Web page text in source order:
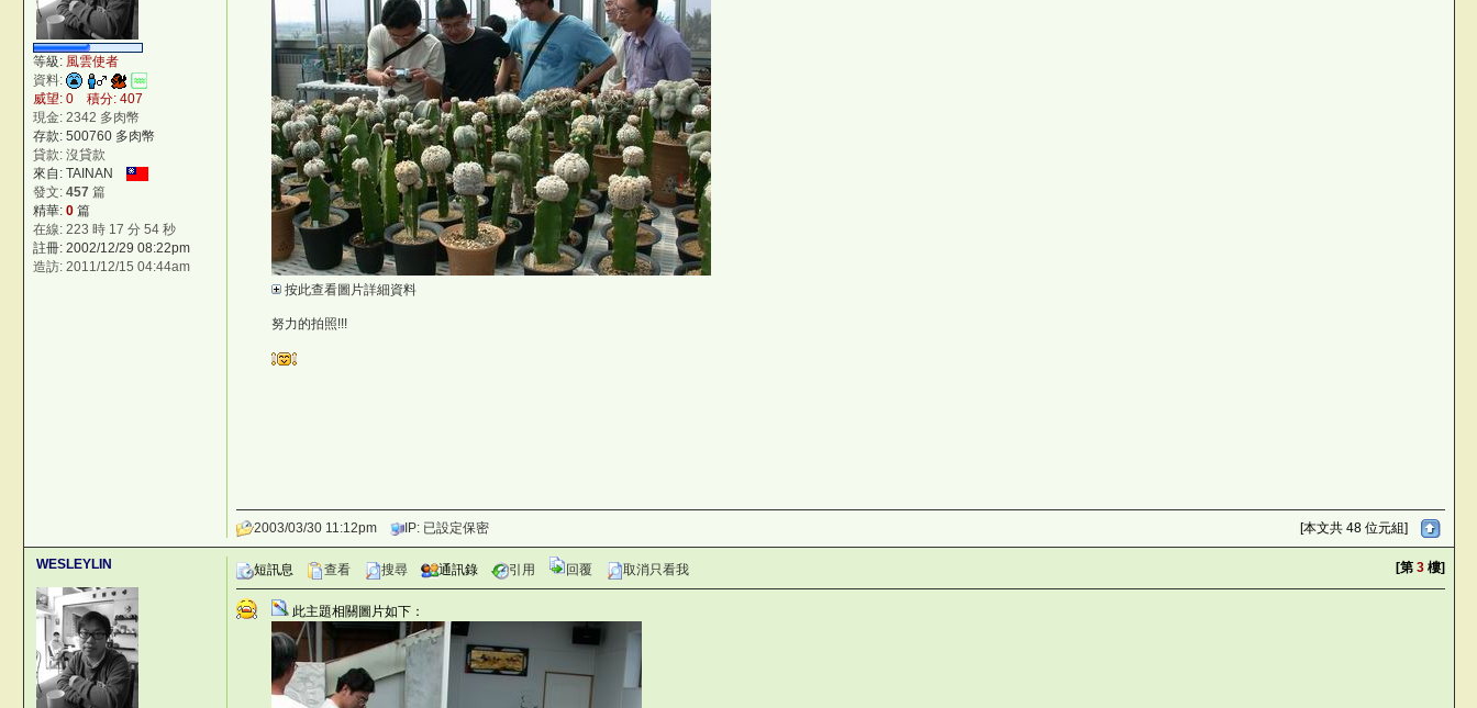
等級: 風雲使者
資料:
威望: 0 積分: 407
現金: 2342 多肉幣
存款: 500760 多肉幣
貸款: 沒貸款
來自: TAINAN
發文: 457篇
精華: 0篇
在線: 223 時 17 分 54 秒
註冊: 2002/12/29 08:22pm
造訪: 2011/12/15 04:44am
按此查看圖片詳細資料
努力的拍照!!!i,zH-{
2003/03/30 11:12pm IP: 已設定保密 [本文共 48 位元組]
WESLEYLIN 短訊息 查看 搜尋 通訊錄 引用 回覆 取消只看我 [第 3樓]
此主題相關圖片如下：